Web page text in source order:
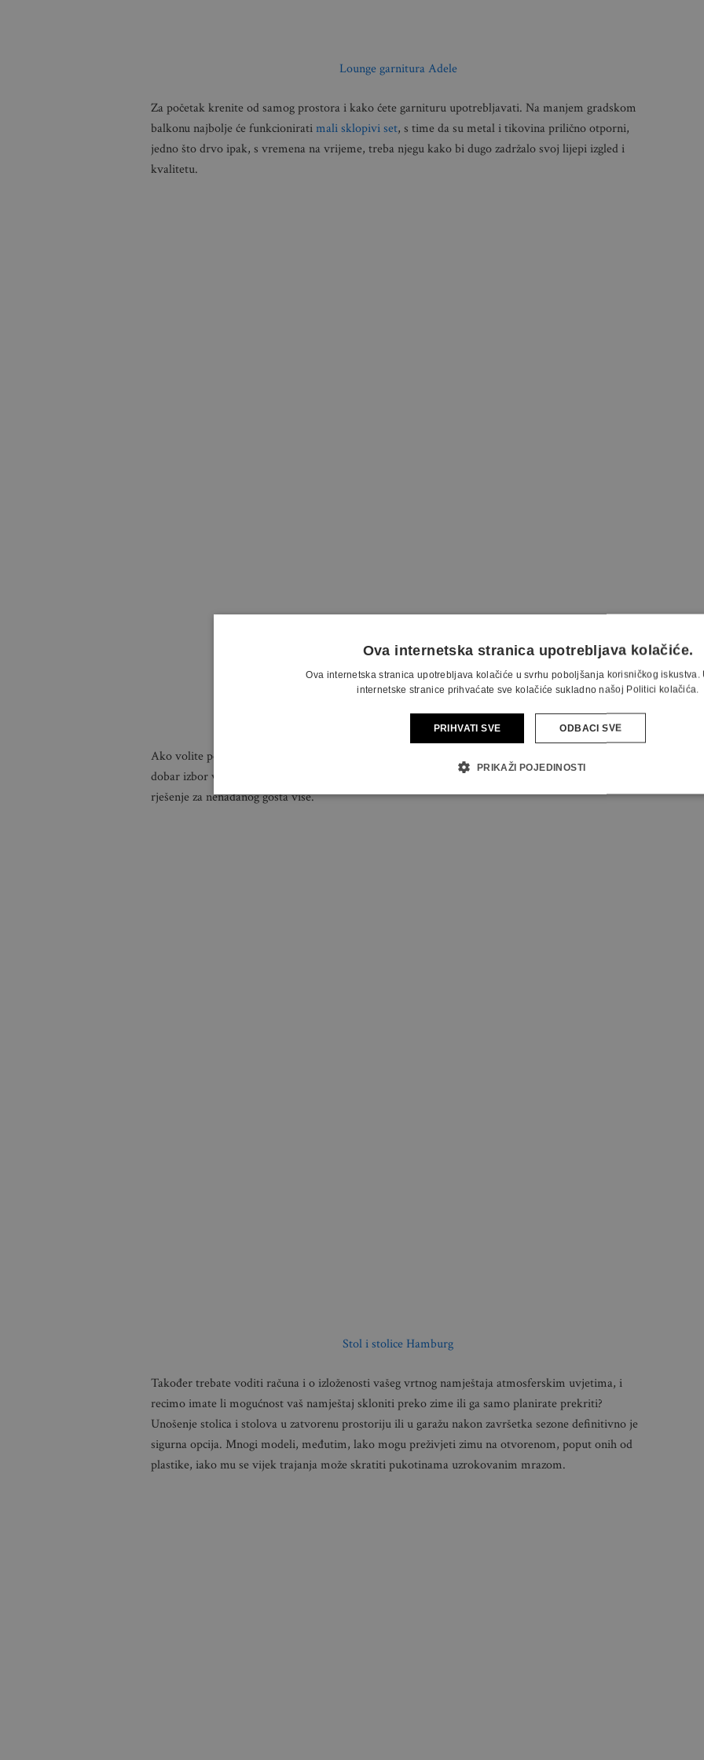
Lounge garnitura Adele
Za početak krenite od samog prostora i kako ćete garnituru upotrebljavati. Na manjem gradskom
balkonu najbolje će funkcioniratimali sklopivi set, s time da su metal i tikovina prilično otporni,
jedno što drvo ipak, s vremena na vrijeme, treba njegu kako bi dugo zadržalo svoj lijepi izgled i
kvalitetu.
Balkonski set Renata
Ako volite pozvati puno gostiju na roštilj i imate na raspolaganju više kvadratnih metara, tada je
dobar izbor vrtni set dizajniran za četiri ili šest osoba, a
stol na razvlačenje
rješenje za nenadanog gosta više.
Stol i stolice Hamburg
Također trebate voditi računa i o izloženosti vašeg vrtnog namještaja atmosferskim uvjetima, i
recimo imate li mogućnost vaš namještaj skloniti preko zime ili ga samo planirate prekriti?
Unošenje stolica i stolova u zatvorenu prostoriju ili u garažu nakon završetka sezone definitivno je
sigurna opcija. Mnogi modeli, međutim, lako mogu preživjeti zimu na otvorenom, poput onih od
plastike, iako mu se vijek trajanja može skratiti pukotinama uzrokovanim mrazom.
Ova internetska stranica upotrebljava kolačiće.
Ova internetska stranica upotrebljava kolačiće u svrhu poboljšanja korisničkog iskustva.
internetske stranice prihvaćate sve kolačiće sukladno našoj Politici kolačića.
PRIHVATI SVE ODBACI SVE
PRIKAŽI POJEDINOSTI